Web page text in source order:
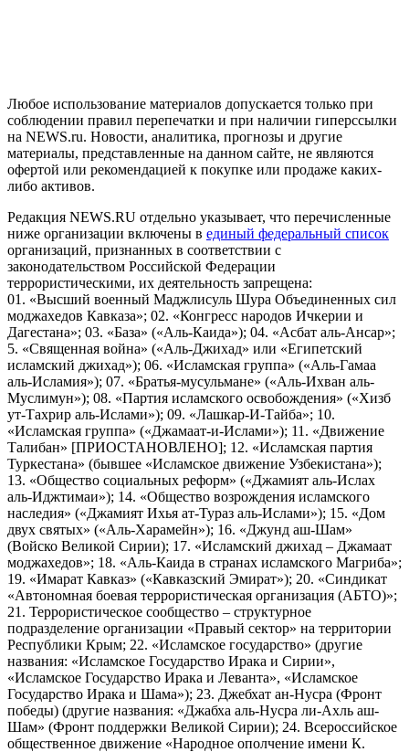
Любое использование материалов допускается только при
соблюдении правил перепечатки и при наличии гиперссылки
на NEWS.ru. Новости, аналитика, прогнозы и другие
материалы, представленные на данном сайте, не являются
офертой или рекомендацией к покупке или продаже каких-
либо активов.
Редакция NEWS.RU отдельно указывает, что перечисленные
ниже организации включены в единый федеральный список
организаций, признанных в соответствии с
законодательством Российской Федерации
террористическими, их деятельность запрещена:
01. «Высший военный Маджлисуль Шура Объединенных сил
моджахедов Кавказа»; 02. «Конгресс народов Ичкерии и
Дагестана»; 03. «База» («Аль-Каида»); 04. «Асбат аль-Ансар»;
5. «Священная война» («Аль-Джихад» или «Египетский
исламский джихад»); 06. «Исламская группа» («Аль-Гамаа
аль-Исламия»); 07. «Братья-мусульмане» («Аль-Ихван аль-
Муслимун»); 08. «Партия исламского освобождения» («Хизб
ут-Тахрир аль-Ислами»); 09. «Лашкар-И-Тайба»; 10.
«Исламская группа» («Джамаат-и-Ислами»); 11. «Движение
Талибан» [ПРИОСТАНОВЛЕНО]; 12. «Исламская партия
Туркестана» (бывшее «Исламское движение Узбекистана»);
13. «Общество социальных реформ» («Джамият аль-Ислах
аль-Иджтимаи»); 14. «Общество возрождения исламского
наследия» («Джамият Ихья ат-Тураз аль-Ислами»); 15. «Дом
двух святых» («Аль-Харамейн»); 16. «Джунд аш-Шам»
(Войско Великой Сирии); 17. «Исламский джихад – Джамаат
моджахедов»; 18. «Аль-Каида в странах исламского Магриба»;
19. «Имарат Кавказ» («Кавказский Эмират»); 20. «Синдикат
«Автономная боевая террористическая организация (АБТО)»;
21. Террористическое сообщество – структурное
подразделение организации «Правый сектор» на территории
Республики Крым; 22. «Исламское государство» (другие
названия: «Исламское Государство Ирака и Сирии»,
«Исламское Государство Ирака и Леванта», «Исламское
Государство Ирака и Шама»); 23. Джебхат ан-Нусра (Фронт
победы) (другие названия: «Джабха аль-Нусра ли-Ахль аш-
Шам» (Фронт поддержки Великой Сирии); 24. Всероссийское
общественное движение «Народное ополчение имени К.